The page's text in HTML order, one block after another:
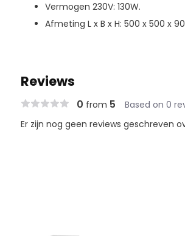
Vermogen 230V: 130W.
Afmeting L x B x H: 500 x 500 x
Reviews
0 from 5 Based on 0
Er zijn nog geen reviews geschreven